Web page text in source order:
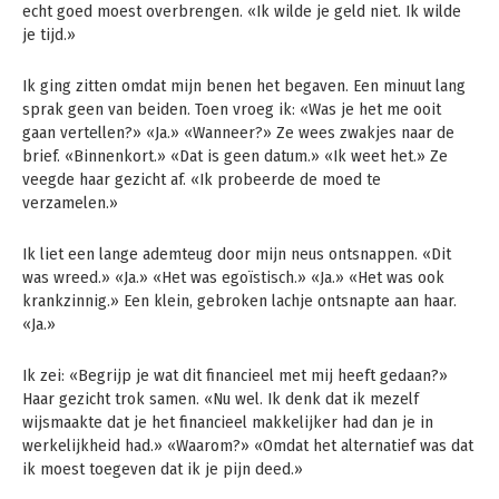
echt goed moest overbrengen. «Ik wilde je geld niet. Ik wilde
je tijd.»
Ik ging zitten omdat mijn benen het begaven. Een minuut lang
sprak geen van beiden. Toen vroeg ik: «Was je het me ooit
gaan vertellen?» «Ja.» «Wanneer?» Ze wees zwakjes naar de
brief. «Binnenkort.» «Dat is geen datum.» «Ik weet het.» Ze
veegde haar gezicht af. «Ik probeerde de moed te
verzamelen.»
Ik liet een lange ademteug door mijn neus ontsnappen. «Dit
was wreed.» «Ja.» «Het was egoïstisch.» «Ja.» «Het was ook
krankzinnig.» Een klein, gebroken lachje ontsnapte aan haar.
«Ja.»
Ik zei: «Begrijp je wat dit financieel met mij heeft gedaan?»
Haar gezicht trok samen. «Nu wel. Ik denk dat ik mezelf
wijsmaakte dat je het financieel makkelijker had dan je in
werkelijkheid had.» «Waarom?» «Omdat het alternatief was dat
ik moest toegeven dat ik je pijn deed.»